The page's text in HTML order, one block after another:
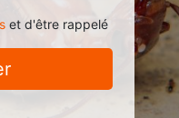
et d'être rappelé